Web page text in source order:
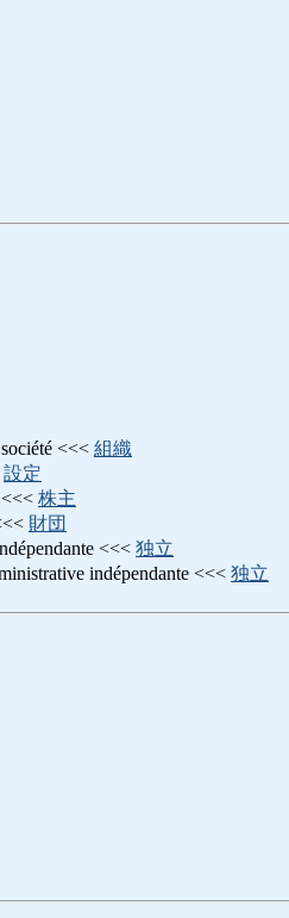
<<< 組織
設定
株主
財団
<<< 独立
indépendante <<< 独立